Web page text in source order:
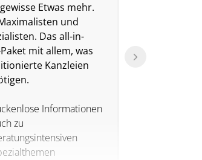
Etwas mehr.
und
Das all-in-
mit allem, was
Kanzleien
Informationen
zu